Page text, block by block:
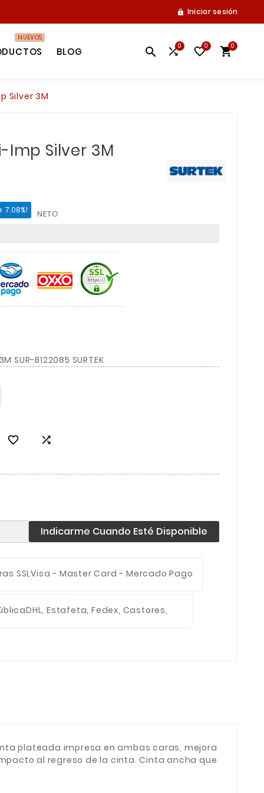
 Iniciar sesión
NUEVOS
BLOG  0 0 0
Silver 3M
Silver 3M
7.08%! NETO
B122085 SURTEK
 
Indicarme Cuando Esté Disponible
SSLVisa - Master Card - Mercado Pago
DHL, Estafeta, Fedex, Castores,
plateada impresa en ambas caras, mejora
al regreso de la cinta. Cinta ancha que